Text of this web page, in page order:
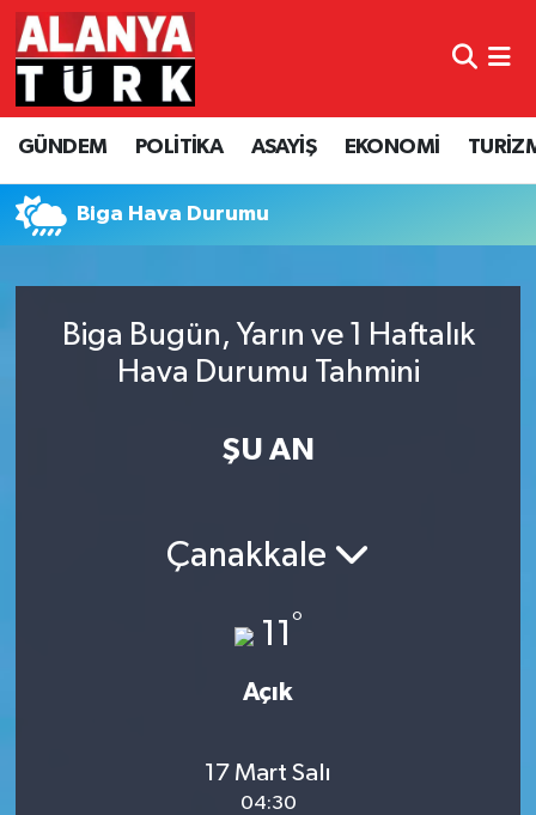
GÜNDEM POLİTİKA ASAYİŞ EKONOMİ
Biga Hava Durumu
Biga Bugün, Yarın ve 1 Haftalık
Hava Durumu Tahmini
ŞU AN
Çanakkale
11°
Açık
17 Mart Salı
04:30
GÜNDEM
POLİTİKA
ASAYİŞ
TURİZM
Nöbetçi Eczaneler
Hava Durumu
Namaz Vakitleri
Süper Lig Puan Durumu ve Fikstür
Son Dakika Haberleri